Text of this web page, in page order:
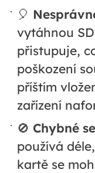
🎈
vytáhnou
přistupuje,
poškození
příštím
zařízení
🚫 Chybné
používá
kartě se